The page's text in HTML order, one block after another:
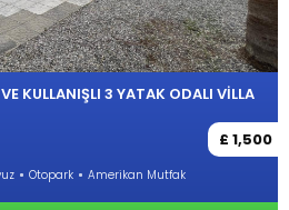
KULLANIŞLI 3 YATAK ODALI VILLA
£ 1,500
Otopark Amerikan Mutfak